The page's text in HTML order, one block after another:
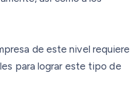
de este nivel requiere
para lograr este tipo de